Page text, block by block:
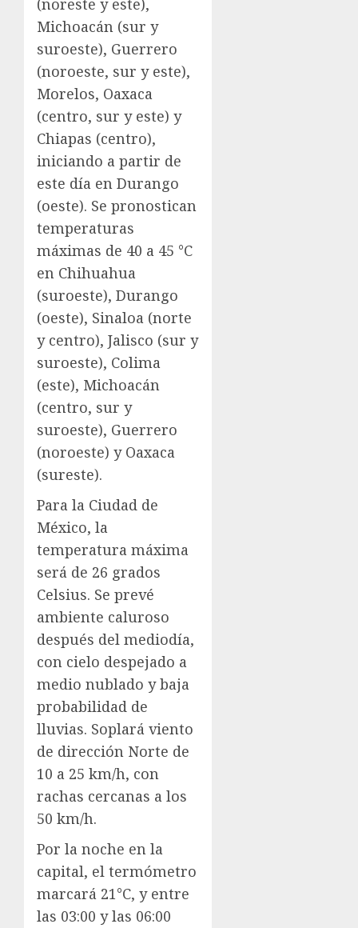
(noreste y este),
Michoacán (sur y
suroeste), Guerrero
(noroeste, sur y este),
Morelos, Oaxaca
(centro, sur y este) y
Chiapas (centro),
iniciando a partir de
este día en Durango
(oeste). Se pronostican
temperaturas
máximas de 40 a 45 °C
en Chihuahua
(suroeste), Durango
(oeste), Sinaloa (norte
y centro), Jalisco (sur y
suroeste), Colima
(este), Michoacán
(centro, sur y
suroeste), Guerrero
(noroeste) y Oaxaca
(sureste).
Para la Ciudad de
México, la
temperatura máxima
será de 26 grados
Celsius. Se prevé
ambiente caluroso
después del mediodía,
con cielo despejado a
medio nublado y baja
probabilidad de
lluvias. Soplará viento
de dirección Norte de
10 a 25 km/h, con
rachas cercanas a los
50 km/h.
Por la noche en la
capital, el termómetro
marcará 21°C, y entre
las 03:00 y las 06:00